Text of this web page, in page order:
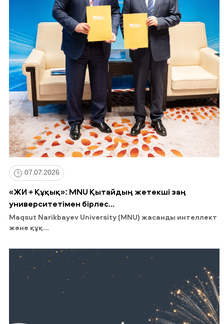
07.07.2026
«ЖИ + Құқық»: MNU Қытайдың жетекші заң
университетімен бірлес...
Maqsut Narikbayev University (MNU) жасанды интеллект
және құқ...